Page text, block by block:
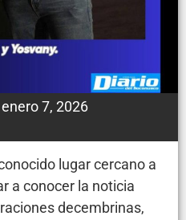
enero 7, 2026
lugar cercano a
a conocer la noticia
decembrinas,